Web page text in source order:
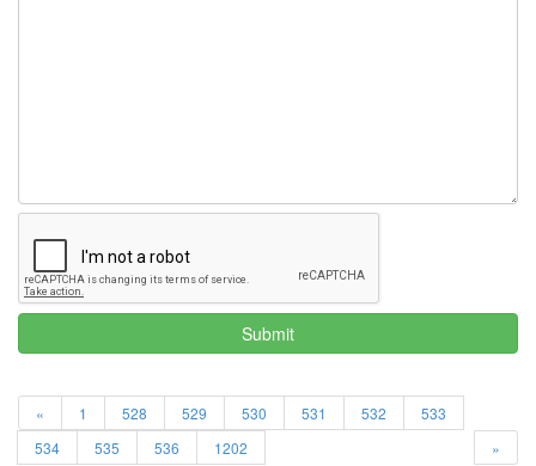
Submit
« 1 528 529 530 531 532
533
534
535 536 1202 »